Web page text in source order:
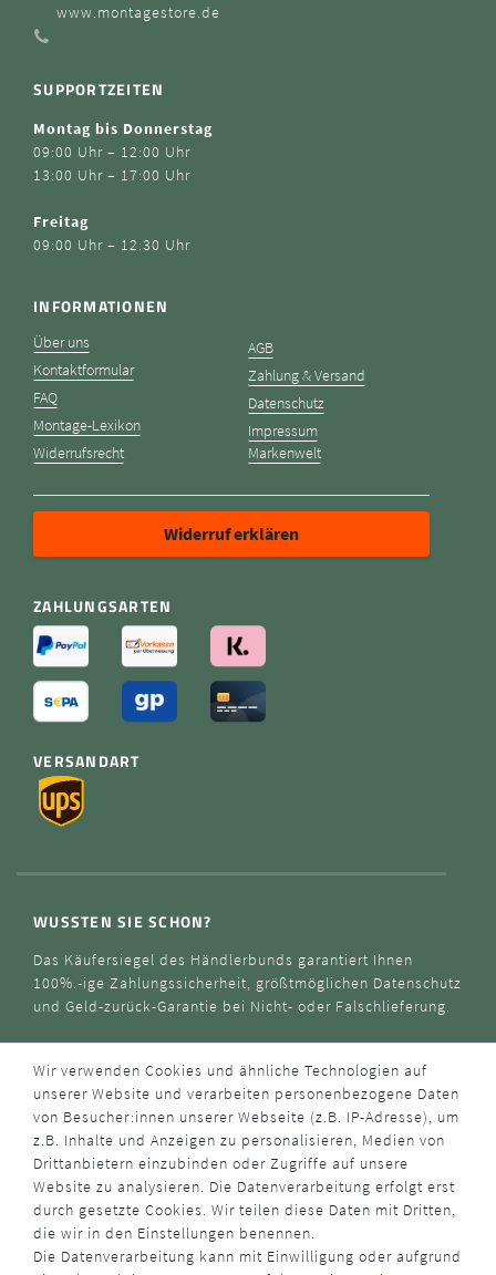
www.montagestore.de
SUPPORTZEITEN
Montag bis Donnerstag
09:00 Uhr – 12:00 Uhr
13:00 Uhr – 17:00 Uhr
Freitag
09:00 Uhr – 12:30 Uhr
INFORMATIONEN
Über uns
Kontaktformular
FAQ
Montage-Lexikon
Widerrufsrecht
AGB
Zahlung & Versand
Datenschutz
Impressum
Markenwelt
Widerruf erklären
ZAHLUNGSARTEN
VERSANDART
WUSSTEN SIE SCHON?
Das Käufersiegel des Händlerbunds garantiert Ihnen
100%.-ige Zahlungssicherheit, größtmöglichen Datenschutz
und Geld-zurück-Garantie bei Nicht- oder Falschlieferung.
Wir verwenden Cookies und ähnliche Technologien auf
unserer Website und verarbeiten personenbezogene Daten
von Besucher:innen unserer Webseite (z.B. IP-Adresse), um
z.B. Inhalte und Anzeigen zu personalisieren, Medien von
Drittanbietern einzubinden oder Zugriffe auf unsere
Website zu analysieren. Die Datenverarbeitung erfolgt erst
durch gesetzte Cookies. Wir teilen diese Daten mit Dritten,
die wir in den Einstellungen benennen.
Die Datenverarbeitung kann mit Einwilligung oder aufgrund